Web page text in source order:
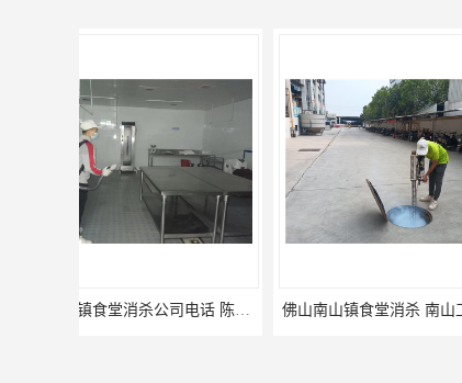
佛山南山镇食堂消杀 南山工厂灭鼠 顺德北活镇食堂